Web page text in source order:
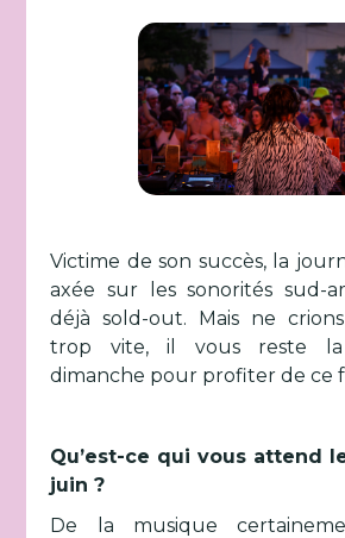
Victime de son succès, la
axée sur les sonorités sud-
déjà sold-out. Mais ne
trop vite, il vous reste
dimanche pour profiter de ce
Qu’est-ce qui vous attend
juin ?
De la musique